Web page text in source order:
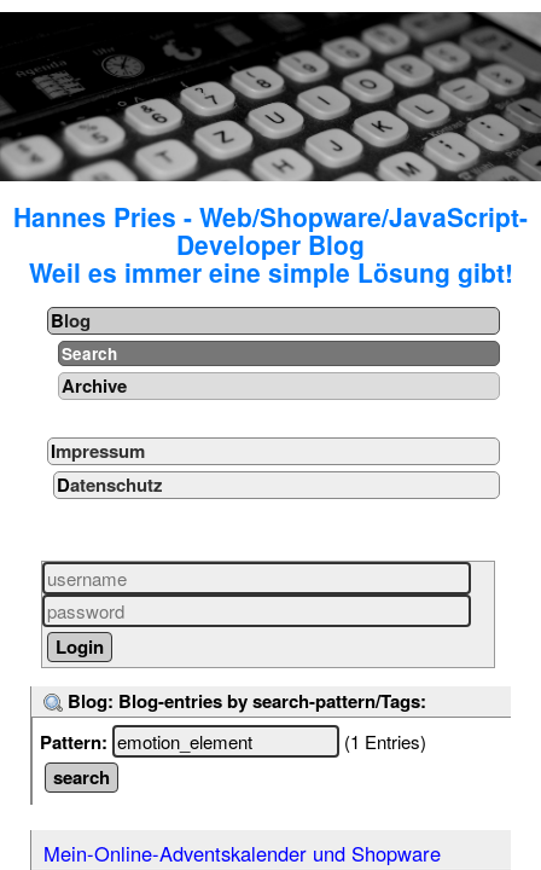
Hannes Pries - Web/Shopware/JavaScript-
Developer Blog
Weil es immer eine simple Lösung gibt!
Blog
Search
Archive
Impressum
Datenschutz
Blog: Blog-entries by search-pattern/Tags:
Pattern:
(1 Entries)
Mein-Online-Adventskalender und Shopware